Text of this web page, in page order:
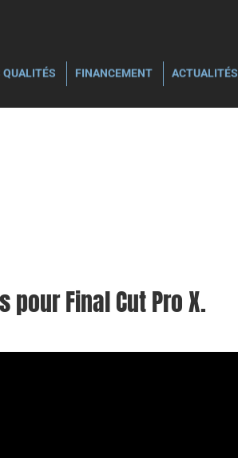
QUALITÉS FINANCEMENT ACTUALITÉS
Final Cut Pro X.